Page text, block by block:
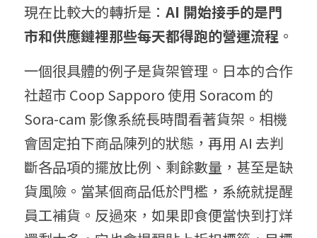
現在比較大的轉折是： AI 開始接手的是門
市和供應鏈裡那些每天都得跑的營運流程 。
一個很具體的例子是貨架管理。日本的合作
社超市 Coop Sapporo 使用 Soracom 的
Sora-cam 影像系統長時間看著貨架。相機
會固定拍下商品陳列的狀態，再用 AI 去判
斷各品項的擺放比例、剩餘數量，甚至是缺
貨風險。當某個商品低於門檻，系統就提醒
員工補貨。反過來，如果即食便當快到打烊